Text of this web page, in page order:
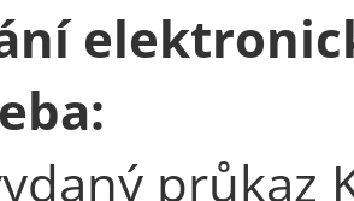
průkaz